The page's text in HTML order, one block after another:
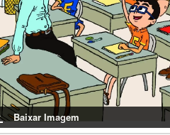
Baixar Imagem